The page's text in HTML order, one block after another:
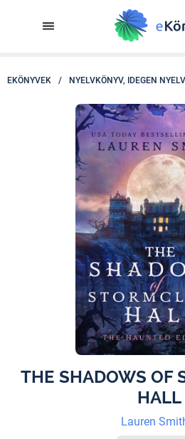
EKÖNYVEK / NYELVKÖNYV, IDEGEN
THE SHADOWS OF
HALL
Lauren